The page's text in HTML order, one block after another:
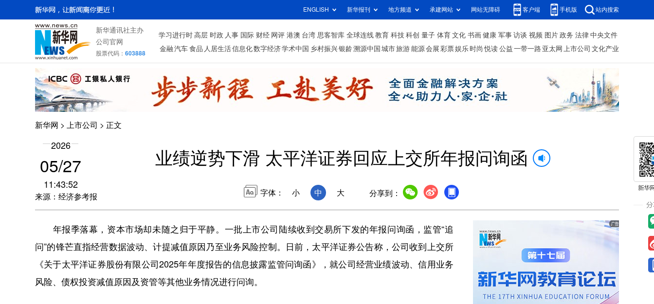
ENGLISH 新华报刊 地方频道 承建网站 网站无障碍 客户端 手机版 站内搜索
新华通讯社主办
公司官网
股票代码： 603888
学习进行时 高层 时政 人事 国际 财经 网评 港澳 台湾 思客智库 全球连线 教育 科技 科创 量子 体育 文化 书画 健康 军事 访谈 视频 图片 政务 法律 中央文件
金融 汽车 食品 人居生活信息化数字经济学术中国 乡村振兴银龄溯源中国 城市旅游 能源 会展 彩票娱乐 时尚 悦读 公益 一带一路 亚太网 上市公司 文化产业
新华网 > 上市公司 > 正文
2026
05/27
11:43:52
来源：经济参考报
业绩逆势下滑 太平洋证券回应上交所年报问询函
字体： 小 中 大 分享到：
年报季落幕，资本市场却未随之归于平静。一批上市公司陆续收到交易所下发的年报问询函，监管“追
问”的锋芒直指经营数据波动、计提减值原因乃至业务风险控制。日前，太平洋证券公告称，公司收到上交所
《关于太平洋证券股份有限公司2025年年度报告的信息披露监管问询函》，就公司经营业绩波动、信用业务
风险、债权投资减值原因及资管等其他业务情况进行问询。